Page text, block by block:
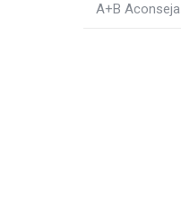
A+B Aconseja